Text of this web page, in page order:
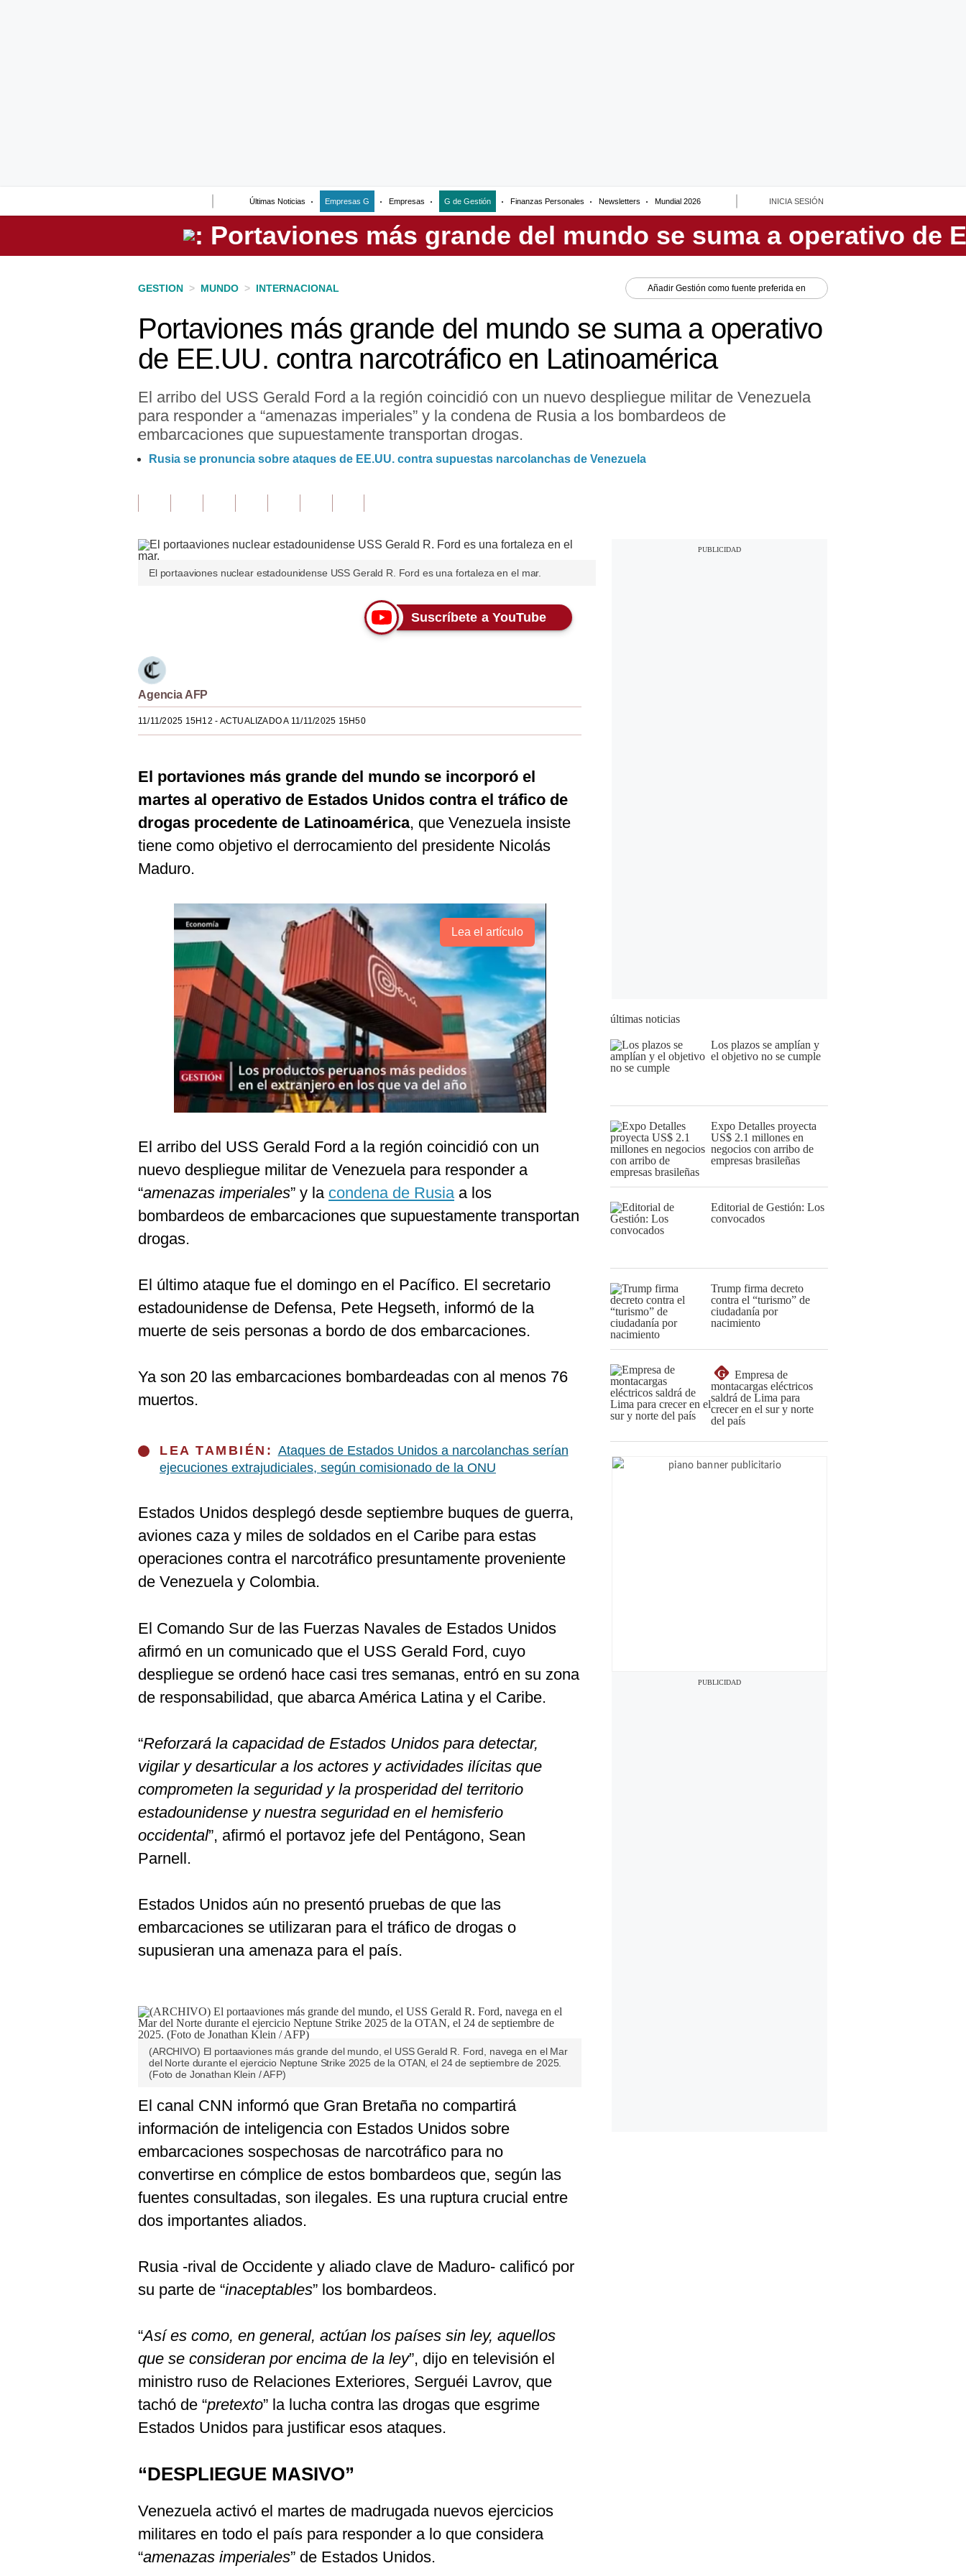
Últimas Noticias Empresas G Empresas G de Gestión Finanzas Personales Newsletters Mundial 2026 INICIA SESIÓN
Perú
GESTION > MUNDO > INTERNACIONAL Añadir Gestión como fuente preferida en
Portaviones más grande del mundo se suma a operativo
de EE.UU. contra narcotráfico en Latinoamérica
El arribo del USS Gerald Ford a la región coincidió con un nuevo despliegue militar de Venezuela
para responder a “amenazas imperiales” y la condena de Rusia a los bombardeos de
embarcaciones que supuestamente transportan drogas.
Rusia se pronuncia sobre ataques de EE.UU. contra supuestas narcolanchas de Venezuela
El portaaviones nuclear estadounidense USS Gerald R. Ford es una fortaleza en el mar.
Suscríbete a YouTube
Agencia AFP
11/11/2025 15H12 - ACTUALIZADO A 11/11/2025 15H50
El portaviones más grande del mundo se incorporó el
martes al operativo de Estados Unidos contra el tráfico de
drogas procedente de Latinoamérica, que Venezuela insiste
tiene como objetivo el derrocamiento del presidente Nicolás
Maduro.
Lea el artículo
El arribo del USS Gerald Ford a la región coincidió con un
nuevo despliegue militar de Venezuela para responder a
“amenazas imperiales” y la condena de Rusiaa los
bombardeos de embarcaciones que supuestamente transportan
drogas.
El último ataque fue el domingo en el Pacífico. El secretario
estadounidense de Defensa, Pete Hegseth, informó de la
muerte de seis personas a bordo de dos embarcaciones.
Ya son 20 las embarcaciones bombardeadas con al menos 76
muertos.
LEA TAMBIÉN: Ataques de Estados Unidos a narcolanchas serían
ejecuciones extrajudiciales, según comisionado de la ONU
Estados Unidos desplegó desde septiembre buques de guerra,
aviones caza y miles de soldados en el Caribe para estas
operaciones contra el narcotráfico presuntamente proveniente
de Venezuela y Colombia.
El Comando Sur de las Fuerzas Navales de Estados Unidos
afirmó en un comunicado que el USS Gerald Ford, cuyo
despliegue se ordenó hace casi tres semanas, entró en su zona
de responsabilidad, que abarca América Latina y el Caribe.
“Reforzará la capacidad de Estados Unidos para detectar,
vigilar y desarticular a los actores y actividades ilícitas que
comprometen la seguridad y la prosperidad del territorio
estadounidense y nuestra seguridad en el hemisferio
occidental”, afirmó el portavoz jefe del Pentágono, Sean
Parnell.
Estados Unidos aún no presentó pruebas de que las
embarcaciones se utilizaran para el tráfico de drogas o
supusieran una amenaza para el país.
(ARCHIVO) El portaaviones más grande del mundo, el USS Gerald R. Ford, navega en el Mar
del Norte durante el ejercicio Neptune Strike 2025 de la OTAN, el 24 de septiembre de 2025.
(Foto de Jonathan Klein / AFP)
El canal CNN informó que Gran Bretaña no compartirá
información de inteligencia con Estados Unidos sobre
embarcaciones sospechosas de narcotráfico para no
convertirse en cómplice de estos bombardeos que, según las
fuentes consultadas, son ilegales. Es una ruptura crucial entre
dos importantes aliados.
Rusia -rival de Occidente y aliado clave de Maduro- calificó por
su parte de “inaceptables” los bombardeos.
“Así es como, en general, actúan los países sin ley, aquellos
que se consideran por encima de la ley”, dijo en televisión el
ministro ruso de Relaciones Exteriores, Serguéi Lavrov, que
tachó de “pretexto” la lucha contra las drogas que esgrime
Estados Unidos para justificar esos ataques.
“DESPLIEGUE MASIVO”
Venezuela activó el martes de madrugada nuevos ejercicios
militares en todo el país para responder a lo que considera
“amenazas imperiales” de Estados Unidos.
últimas noticias
Los plazos se amplían y
el objetivo no se cumple
Expo Detalles proyecta
US$ 2.1 millones en
negocios con arribo de
empresas brasileñas
Editorial de Gestión: Los
convocados
Trump firma decreto
contra el “turismo” de
ciudadanía por
nacimiento
G
Empresa de
montacargas eléctricos
saldrá de Lima para
crecer en el sur y norte
del país